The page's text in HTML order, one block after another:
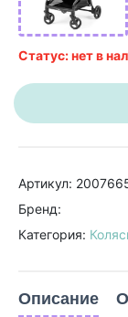
Статус: нет в
Артикул:
Бренд:
Категория:
Описание